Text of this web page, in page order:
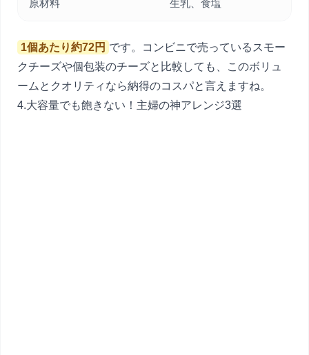
原材料 生乳、食塩
1個あたり約72円 です。コンビニで売っているスモー
クチーズや個包装のチーズと比較しても、このボリュ
ームとクオリティなら納得のコスパと言えますね。
4.大容量でも飽きない！主婦の神アレンジ3選